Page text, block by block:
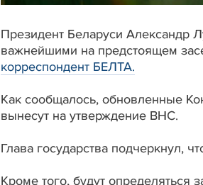
Президент Беларуси Александр
важнейшими на предстоящем
корреспондент БЕЛТА.
Как сообщалось, обновленные
вынесут на утверждение ВНС.
Глава государства подчеркнул,
Кроме того, будут определяться